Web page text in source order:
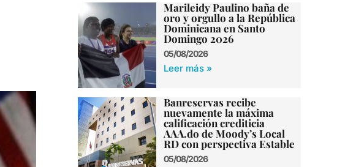
Marileidy Paulino baña de
oro y orgullo a la República
Dominicana en Santo
Domingo 2026
05/08/2026
Leer más »
Banreservas recibe
nuevamente la máxima
calificación crediticia
AAA.do de Moody’s Local
RD con perspectiva Estable
05/08/2026